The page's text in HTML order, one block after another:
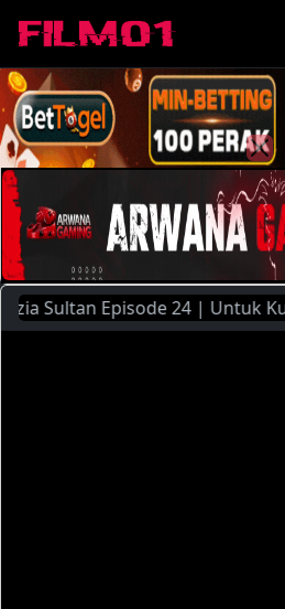
Sultan Episode 24 | Untuk